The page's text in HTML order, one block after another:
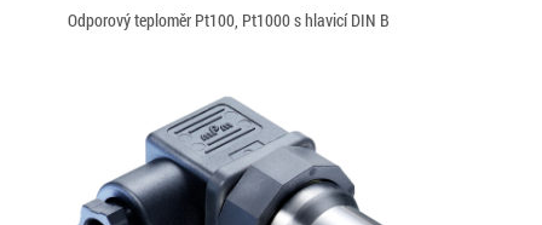
Odporový teploměr Pt100, Pt1000 s hlavicí DIN B